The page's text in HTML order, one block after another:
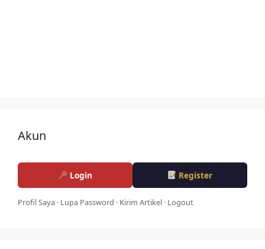
Akun
Login Register
Profil Saya · Lupa Password · Kirim Artikel · Logout